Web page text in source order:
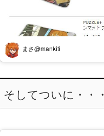
まさ@mankiti
そしてついに・・・